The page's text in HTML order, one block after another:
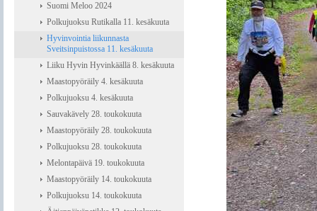
Suomi Meloo 2024
Polkujuoksu Rutikalla 11. kesäkuuta
Hyvinvointia liikunnasta
Sveitsinpuistossa 11. kesäkuuta
Liiku Hyvin Hyvinkäällä 8. kesäkuuta
Maastopyöräily 4. kesäkuuta
Polkujuoksu 4. kesäkuuta
Sauvakävely 28. toukokuuta
Maastopyöräily 28. toukokuuta
Polkujuoksu 28. toukokuuta
Melontapäivä 19. toukokuuta
Maastopyöräily 14. toukokuuta
Polkujuoksu 14. toukokuuta